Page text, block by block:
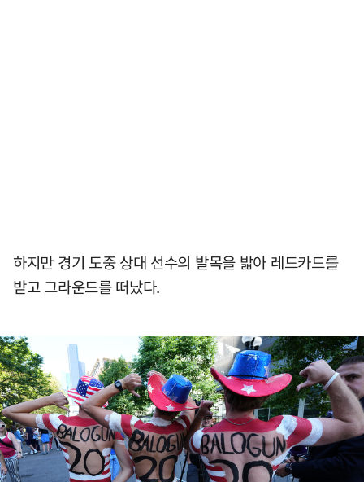
하지만 경기 도중 상대 선수의 발목을 밟아 레드카드를
받고 그라운드를 떠났다.